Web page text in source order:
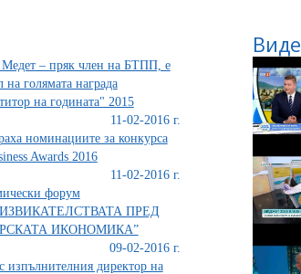
Медет – пряк член на БТПП, е
на голямата награда
на годината" 2015
11-02-2016 г.
номинациите за конкурса
Awards 2016
11-02-2016 г.
форум
ПРЕД
ИКОНОМИКА”
09-02-2016 г.
изпълнителния директор на